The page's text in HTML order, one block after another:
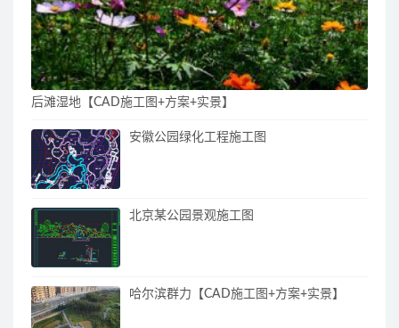
后滩湿地【CAD施工图+方案+实景】
安徽公园绿化工程施工图
北京某公园景观施工图
哈尔滨群力【CAD施工图+方案+实景】